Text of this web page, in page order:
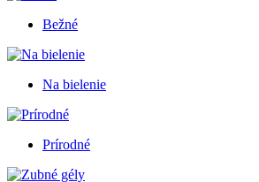
Bežné
Na bielenie
Prírodné